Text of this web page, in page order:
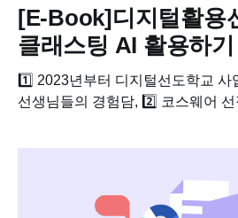
[E-Book]디지털활용
클래스팅 AI 활용하기
1️⃣ 2023년부터 디지털선도학교 사
선생님들의 경험담, 2️⃣ 코스웨어